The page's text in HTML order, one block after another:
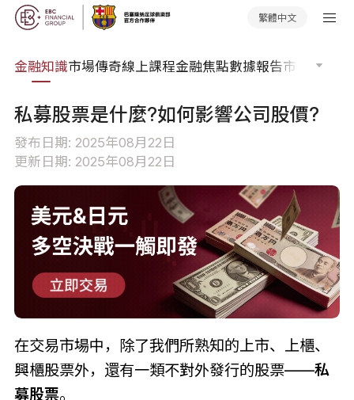
繁體中文
金融知識市場傳奇線上課程金融焦點數據報告市場分析
私募股票是什麼?如何影響公司股價?
發布日期: 2025年08月22日
更新日期: 2025年08月22日
在交易市場中，除了我們所熟知的上市、上櫃、
興櫃股票外，還有一類不對外發行的股票——私
募股票。